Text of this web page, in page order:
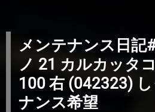
メンテナンス日記
ノ 21 カルカッタ
100 右 (042323)
ナンス希望